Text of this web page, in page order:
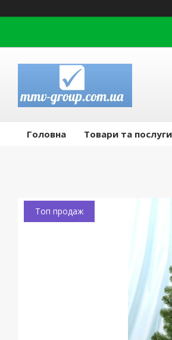
Головна Товари та послуги
Топ продаж